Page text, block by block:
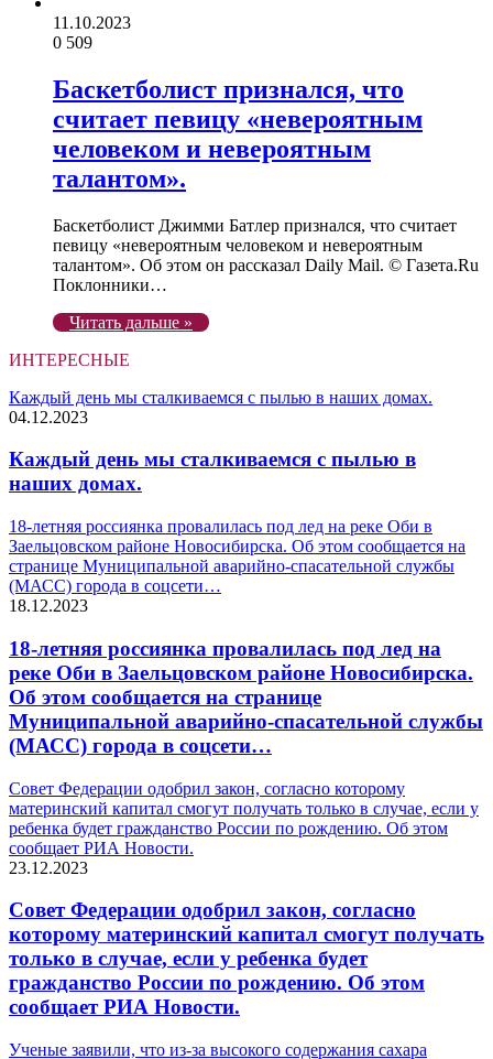
11.10.2023
0 509
Баскетболист признался, что
считает певицу «невероятным
человеком и невероятным
талантом».
Баскетболист Джимми Батлер признался, что считает
певицу «невероятным человеком и невероятным
талантом». Об этом он рассказал Daily Mail. © Газета.Ru
Поклонники…
Читать дальше »
ИНТЕРЕСНЫЕ
Каждый день мы сталкиваемся с пылью в наших домах.
04.12.2023
Каждый день мы сталкиваемся с пылью в
наших домах.
18-летняя россиянка провалилась под лед на реке Оби в
Заельцовском районе Новосибирска. Об этом сообщается на
странице Муниципальной аварийно-спасательной службы
(МАСС) города в соцсети…
18.12.2023
18-летняя россиянка провалилась под лед на
реке Оби в Заельцовском районе Новосибирска.
Об этом сообщается на странице
Муниципальной аварийно-спасательной службы
(МАСС) города в соцсети…
Совет Федерации одобрил закон, согласно которому
материнский капитал смогут получать только в случае, если у
ребенка будет гражданство России по рождению. Об этом
сообщает РИА Новости.
23.12.2023
Совет Федерации одобрил закон, согласно
которому материнский капитал смогут получать
только в случае, если у ребенка будет
гражданство России по рождению. Об этом
сообщает РИА Новости.
Ученые заявили, что из-за высокого содержания сахара